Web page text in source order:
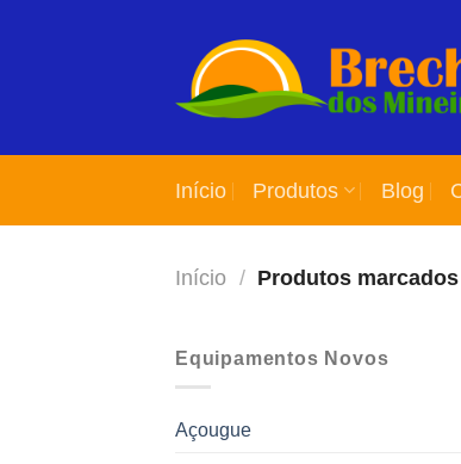
Início Produtos Blog
Início / Produtos
Equipamentos Novos
Açougue